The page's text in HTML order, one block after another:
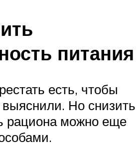
питания
есть, чтобы
Но снизить
рациона можно еще